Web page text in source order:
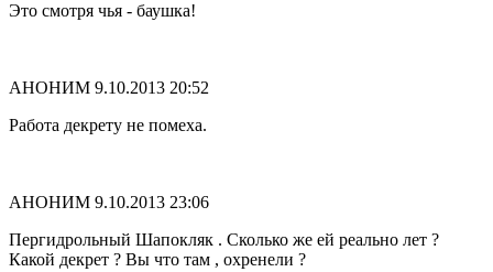
Это смотря чья - баушка!
АНОНИМ 9.10.2013 20:52
Работа декрету не помеха.
АНОНИМ 9.10.2013 23:06
Пергидрольный Шапокляк . Сколько же ей реально лет ?
Какой декрет ? Вы что там , охренели ?